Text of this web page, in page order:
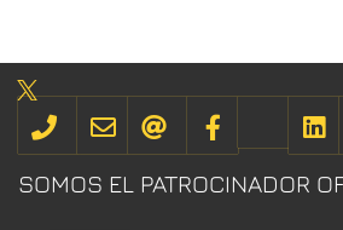
SOMOS EL PATROCINADOR